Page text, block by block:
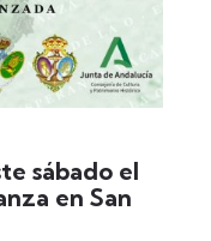
sábado el
en San